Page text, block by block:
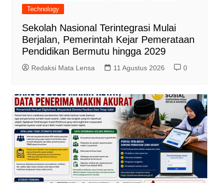
Technology
Sekolah Nasional Terintegrasi Mulai
Berjalan, Pemerintah Kejar Pemerataan
Pendidikan Bermutu hingga 2029
Redaksi Mata Lensa 11 Agustus 2026 0